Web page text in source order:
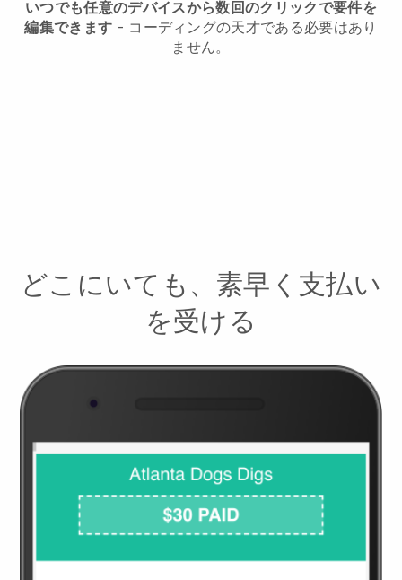
いつでも任意のデバイスから数回のクリックで要件を
編集できます - コーディングの天才である必要はあり
ません。
どこにいても、素早く支払い
を受ける